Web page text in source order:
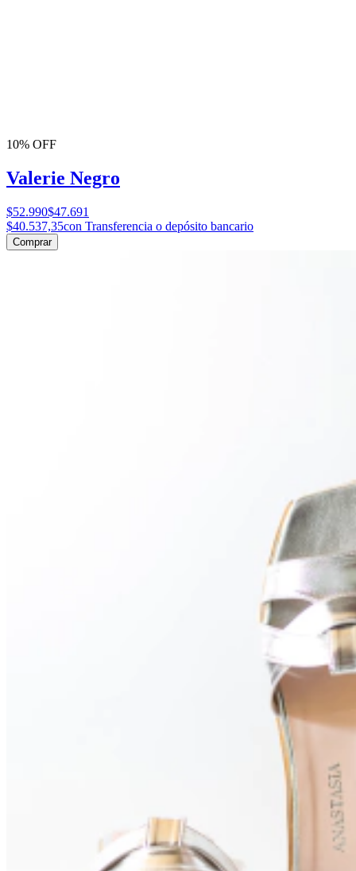
10% OFF
Valerie Negro
$52.990$47.691
$40.537,35con Transferencia o depósito bancario
Comprar